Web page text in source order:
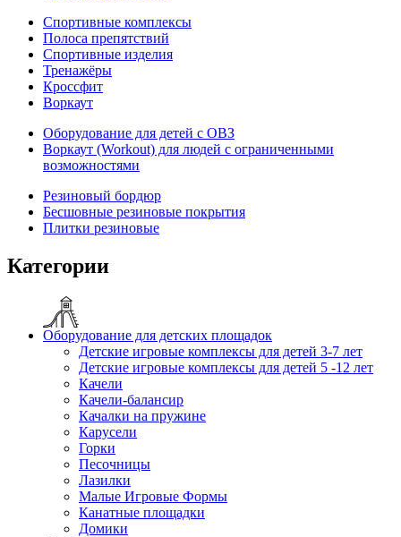
Спортивные комплексы
Полоса препятствий
Спортивные изделия
Тренажёры
Кроссфит
Воркаут
Оборудование для детей с ОВЗ
Воркаут (Workout) для людей с ограниченными
возможностями
Резиновый бордюр
Бесшовные резиновые покрытия
Плитки резиновые
Категории
Оборудование для детских площадок
Детские игровые комплексы для детей 3-7 лет
Детские игровые комплексы для детей 5 -12 лет
Качели
Качели-балансир
Качалки на пружине
Карусели
Горки
Песочницы
Лазилки
Малые Игровые Формы
Канатные площадки
Домики